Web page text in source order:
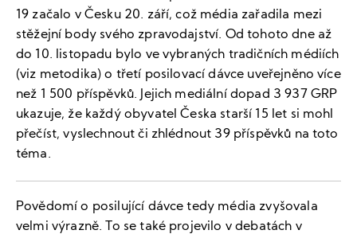
19 začalo v Česku 20. září, což média zařadila mezi
stěžejní body svého zpravodajství. Od tohoto dne až
do 10. listopadu bylo ve vybraných tradičních médiích
(viz metodika) o třetí posilovací dávce uveřejněno více
než 1 500 příspěvků. Jejich mediální dopad 3 937 GRP
ukazuje, že každý obyvatel Česka starší 15 let si mohl
přečíst, vyslechnout či zhlédnout 39 příspěvků na toto
téma.
Povědomí o posilující dávce tedy média zvyšovala
velmi výrazně. To se také projevilo v debatách v